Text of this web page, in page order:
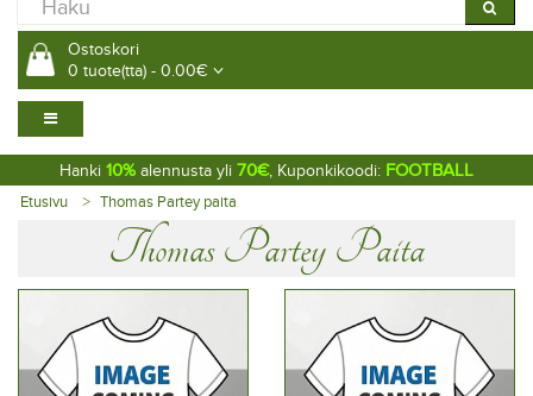
Ostoskori
0 tuote(tta) - 0.00€
Hanki 10% alennusta yli 70€, Kuponkikoodi: FOOTBALL
Etusivu Thomas Partey paita
Thomas Partey Paita